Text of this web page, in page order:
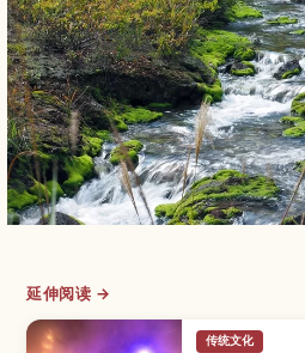
延伸阅读 →
传统文化